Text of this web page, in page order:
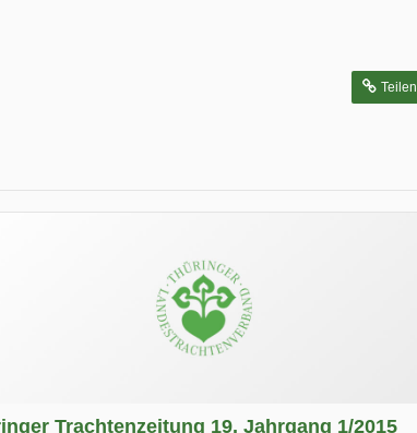
Teilen
Trachtenzeitung 19. Jahrgang 1/2015